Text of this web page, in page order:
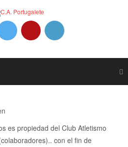
es propiedad del Club Atletismo
con el fin de